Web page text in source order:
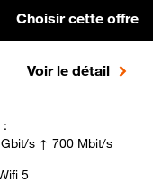
Choisir cette offre
Voir le détail
:
s ↑ 700 Mbit/s
5